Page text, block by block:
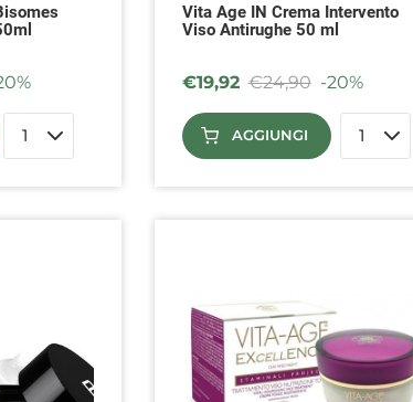
Vita Age IN Crema Intervento
Viso Antirughe 50 ml
€19,92 €24,90 -20%
AGGIUNGI